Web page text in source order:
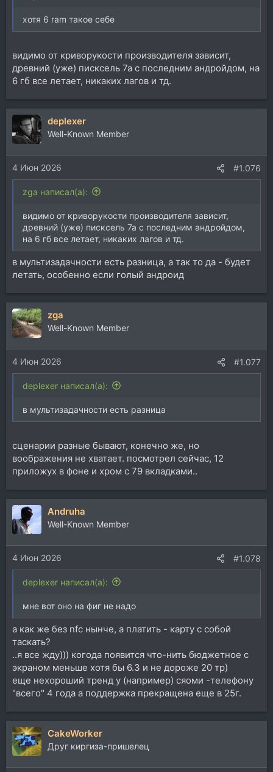
хотя 6 ram такое себе
видимо от криворукости производителя зависит,
древний (уже) писксель 7а с последним андройдом, на
6 гб все летает, никаких лагов и тд.
deplexer
Well-Known Member
4 Июн 2026 #1.076
zga написал(а):
видимо от криворукости производителя зависит,
древний (уже) писксель 7а с последним андройдом,
на 6 гб все летает, никаких лагов и тд.
в мультизадачности есть разница, а так то да - будет
летать, особенно если голый андроид
zga
Well-Known Member
4 Июн 2026 #1.077
deplexer написал(а):
в мультизадачности есть разница
сценарии разные бывают, конечно же, но
воображения не хватает. посмотрел сейчас, 12
приложух в фоне и хром с 79 вкладками..
Andruha
Well-Known Member
4 Июн 2026 #1.078
deplexer написал(а):
мне вот оно на фиг не надо
а как же без nfc нынче, а платить - карту с собой
таскать?
..я все жду))) когода появится что-нить бюджетное с
экраном меньше хотя бы 6.3 и не дороже 20 тр)
еще нехороший тренд у (например) сяоми -телефону
"всего" 4 года а поддержка прекращена еще в 25г.
CakeWorker
Друг киргиза-пришелец